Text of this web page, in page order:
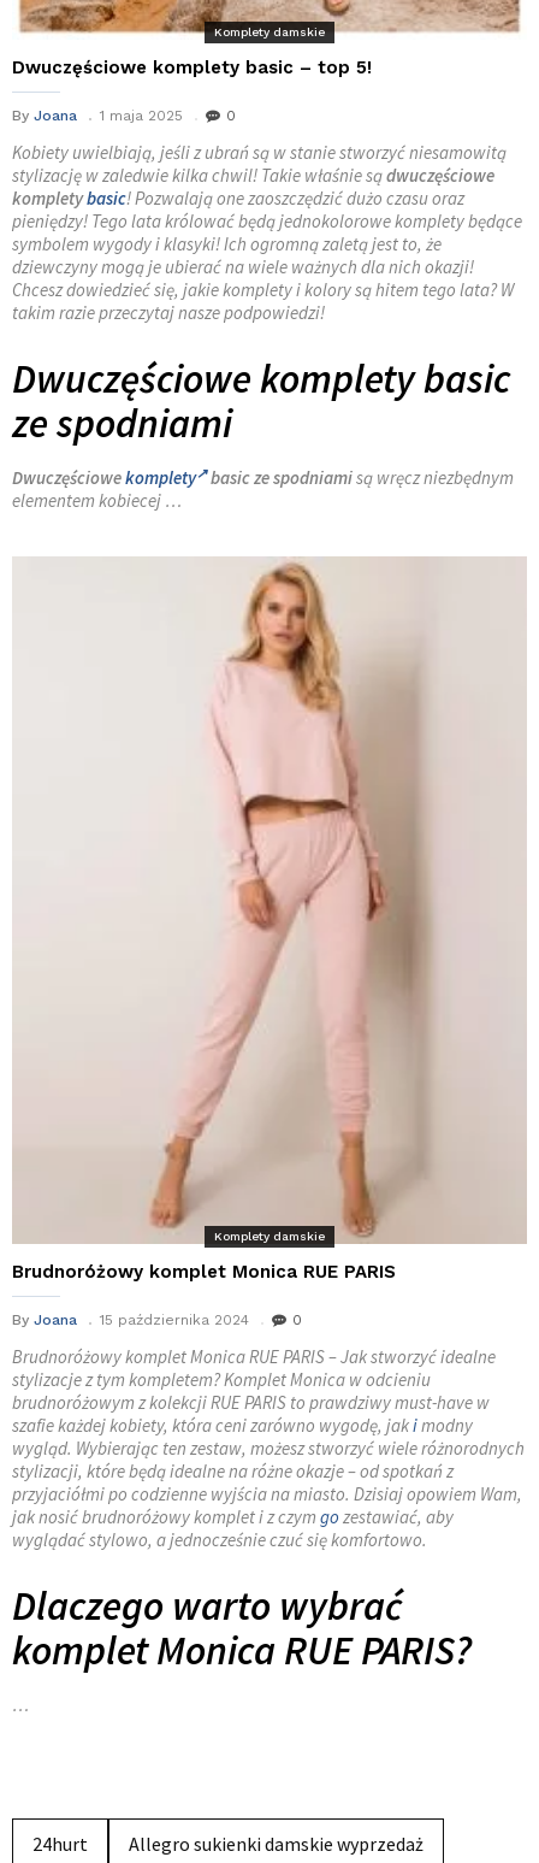
Komplety damskie
Dwuczęściowe komplety basic – top 5!
By Joana 1 maja 2025 0
Kobiety uwielbiają, jeśli z ubrań są w stanie stworzyć niesamowitą
stylizację w zaledwie kilka chwil! Takie właśnie sądwuczęściowe
kompletybasic! Pozwalają one zaoszczędzić dużo czasu oraz
pieniędzy! Tego lata królować będą jednokolorowe komplety będące
symbolem wygody i klasyki! Ich ogromną zaletą jest to, że
dziewczyny mogą je ubierać na wiele ważnych dla nich okazji!
Chcesz dowiedzieć się, jakie komplety i kolory są hitem tego lata? W
takim razie przeczytaj nasze podpowiedzi!
Dwuczęściowe komplety basic
ze spodniami
Dwuczęściowekomplety basic ze spodniamisą wręcz niezbędnym
elementem kobiecej …
Komplety damskie
Brudnoróżowy komplet Monica RUE PARIS
By Joana 15 października 2024 0
Brudnoróżowy komplet Monica RUE PARIS – Jak stworzyć idealne
stylizacje z tym kompletem? Komplet Monica w odcieniu
brudnoróżowym z kolekcji RUE PARIS to prawdziwy must-have w
szafie każdej kobiety, która ceni zarówno wygodę, jakimodny
wygląd. Wybierając ten zestaw, możesz stworzyć wiele różnorodnych
stylizacji, które będą idealne na różne okazje – od spotkań z
przyjaciółmi po codzienne wyjścia na miasto. Dzisiaj opowiem Wam,
jak nosić brudnoróżowy komplet i z czym go zestawiać, aby
wyglądać stylowo, a jednocześnie czuć się komfortowo.
Dlaczego warto wybrać
komplet Monica RUE PARIS?
…
24hurt Allegro sukienki damskie wyprzedaż